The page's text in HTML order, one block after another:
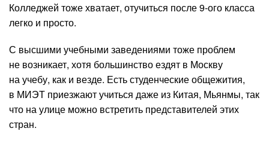
Колледжей тоже хватает, отучиться после 9-ого класса
легко и просто.
С высшими учебными заведениями тоже проблем
не возникает, хотя большинство ездят в Москву
на учебу, как и везде. Есть студенческие общежития,
в МИЭТ приезжают учиться даже из Китая, Мьянмы, так
что на улице можно встретить представителей этих
стран.